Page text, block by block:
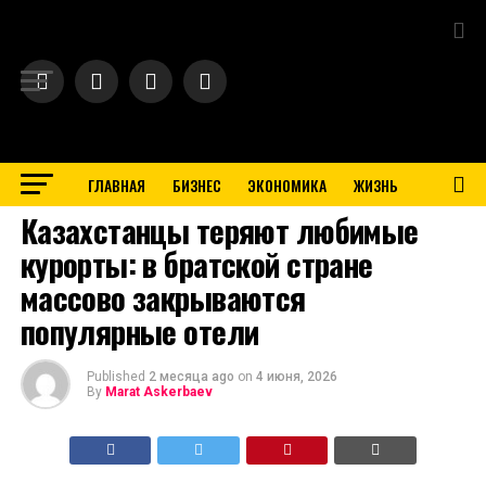
ГЛАВНАЯ БИЗНЕС ЭКОНОМИКА ЖИЗНЬ
BUSINESS
Казахстанцы теряют любимые
курорты: в братской стране
массово закрываются
популярные отели
Published 2 месяца ago on 4 июня, 2026
By Marat Askerbaev